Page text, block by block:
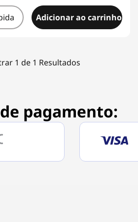
Adicionar ao carrinho
1 de 1 Resultados
pagamento: